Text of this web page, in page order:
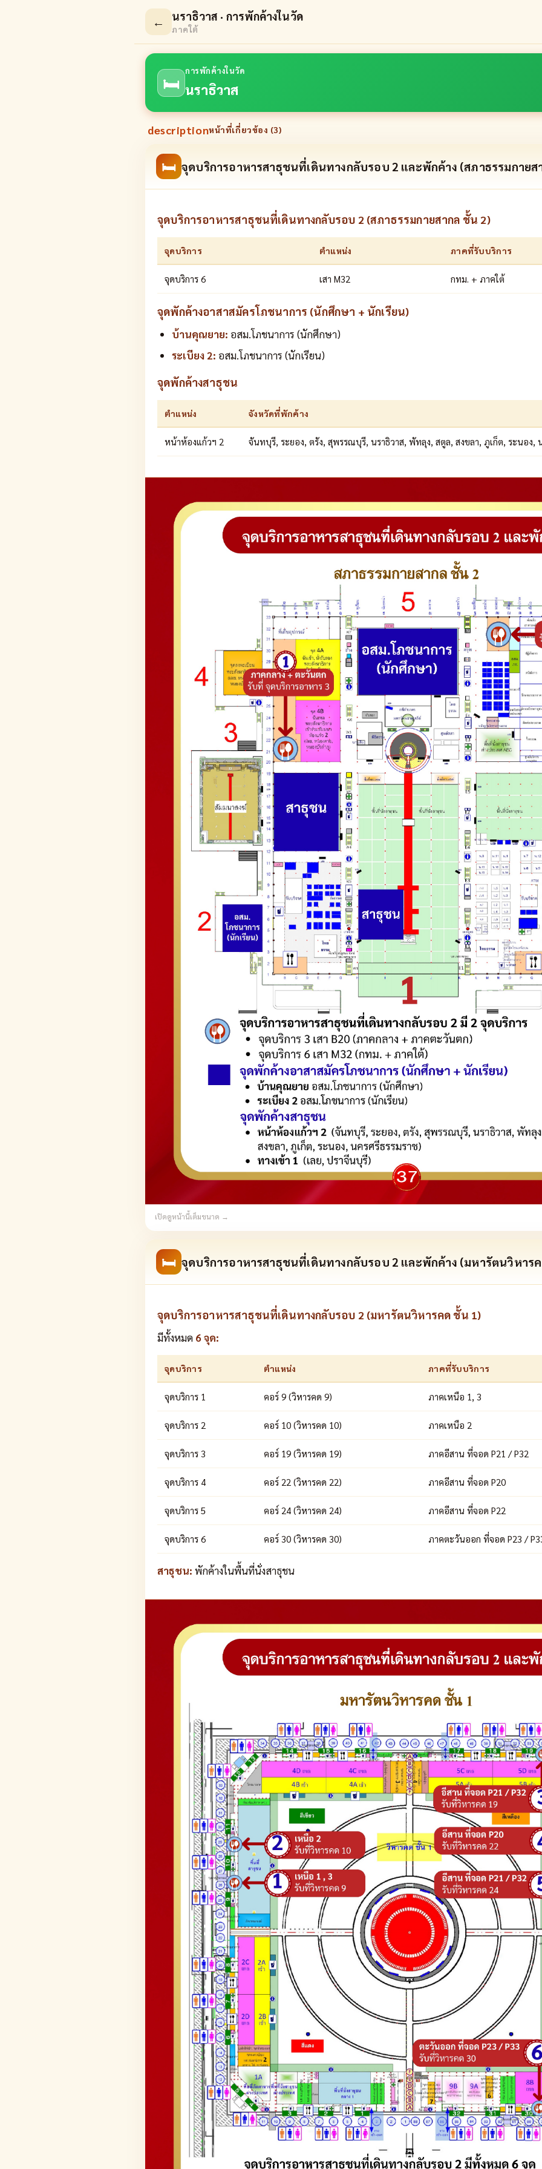
← นราธิวาส · การพักค้างในวัด
ภาคใต้
🛏
การพักค้างในวัด
นราธิวาส
descriptionหน้าที่เกี่ยวข้อง (3)
🛏 จุดบริการอาหารสาธุชนที่เดินทางกลับรอบ 2 และพักค้าง (สภาธรรมกายส
จุดบริการอาหารสาธุชนที่เดินทางกลับรอบ 2 (สภาธรรมกายสากล ชั้น 2)
จุดบริการ ตำแหน่ง ภาคที่รับบริการ
จุดบริการ 6 เสา M32 กทม. + ภาคใต้
จุดพักค้างอาสาสมัครโภชนาการ (นักศึกษา + นักเรียน)
บ้านคุณยาย: อสม.โภชนาการ (นักศึกษา)
ระเบียง 2: อสม.โภชนาการ (นักเรียน)
จุดพักค้างสาธุชน
ตำแหน่ง จังหวัดที่พักค้าง
หน้าห้องแก้วฯ 2 จันทบุรี, ระยอง, ตรัง, สุพรรณบุรี, นราธิวาส, พัทลุง, สตูล, สงขลา, ภูเก็ต, ระนอง,
เปิดดูหน้านี้เต็มขนาด →
🛏 จุดบริการอาหารสาธุชนที่เดินทางกลับรอบ 2 และพักค้าง (มหารัตนวิหาร
จุดบริการอาหารสาธุชนที่เดินทางกลับรอบ 2 (มหารัตนวิหารคด ชั้น 1)
มีทั้งหมด 6 จุด:
จุดบริการ ตำแหน่ง ภาคที่รับบริการ
จุดบริการ 1 คอร์ 9 (วิหารคด 9) ภาคเหนือ 1, 3
จุดบริการ 2 คอร์ 10 (วิหารคด 10) ภาคเหนือ 2
จุดบริการ 3 คอร์ 19 (วิหารคด 19) ภาคอีสาน ที่จอด P21 / P32
จุดบริการ 4 คอร์ 22 (วิหารคด 22) ภาคอีสาน ที่จอด P20
จุดบริการ 5 คอร์ 24 (วิหารคด 24) ภาคอีสาน ที่จอด P22
จุดบริการ 6 คอร์ 30 (วิหารคด 30) ภาคตะวันออก ที่จอด P23 /
สาธุชน: พักค้างในพื้นที่นั่งสาธุชน